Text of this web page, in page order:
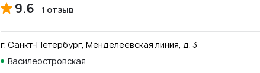
9.6 1 отзыв
г. Санкт-Петербург, Менделеевская линия, д. 3
Василеостровская